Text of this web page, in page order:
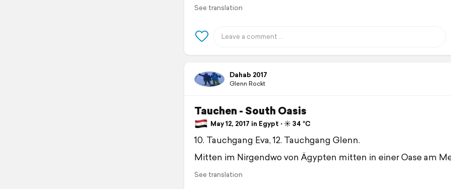
See translation
Dahab 2017
Glenn Rockt
Tauchen - South Oasis
May 12, 2017 in Egypt ⋅ ☀️ 34 °C
10. Tauchgang Eva, 12. Tauchgang Glenn.
Mitten im Nirgendwo von Ägypten mitten in einer Oase am
See translation